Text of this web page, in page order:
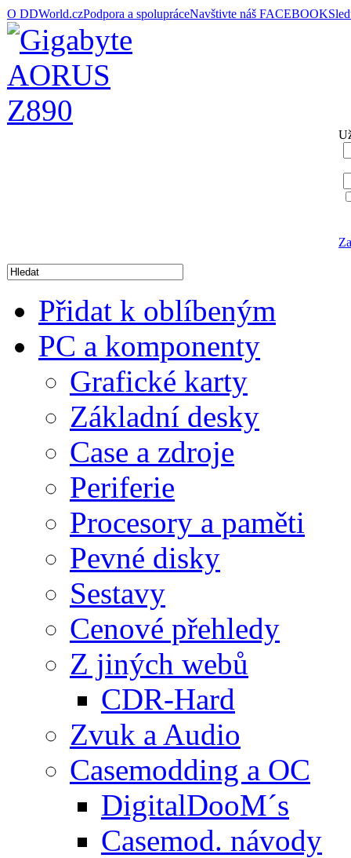
O DDWorld.czPodpora a spolupráceNavštivte náš FACEBOOK
Přidat k oblíbeným
PC a komponenty
Grafické karty
Základní desky
Case a zdroje
Periferie
Procesory a paměti
Pevné disky
Sestavy
Cenové přehledy
Z jiných webů
CDR-Hard
Zvuk a Audio
Casemodding a OC
DigitalDooM´s
Casemod. návody